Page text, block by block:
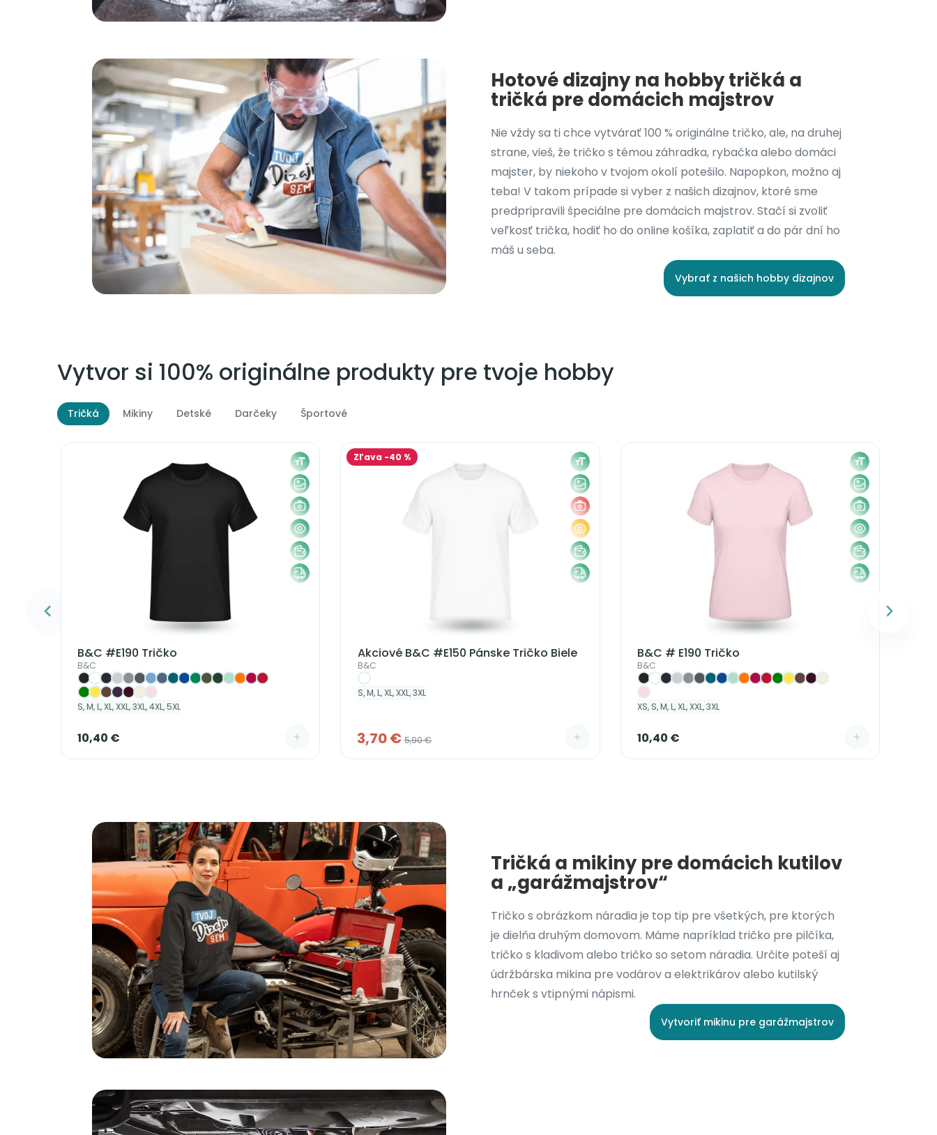
Hotové dizajny na hobby tričká a
tričká pre domácich majstrov
Nie vždy sa ti chce vytvárať 100 % originálne tričko, ale, na druhej
strane, vieš, že tričko s témou záhradka, rybačka alebo domáci
majster, by niekoho v tvojom okolí potešilo. Napopkon, možno aj
teba! V takom prípade si vyber z našich dizajnov, ktoré sme
predpripravili špeciálne pre domácich majstrov. Stačí si zvoliť
veľkosť trička, hodiť ho do online košíka, zaplatiť a do pár dní ho
máš u seba.
Vybrať z našich hobby dizajnov
Vytvor si 100% originálne produkty pre tvoje hobby
Tričká Mikiny Detské Darčeky Športové
B&C #E190 Tričko
B&C
S, M, L, XL, XXL, 3XL, 4XL, 5XL
10,40 €
Zľava -40 %
Akciové B&C #E150 Pánske Tričko Biele
B&C
S, M, L, XL, XXL, 3XL
3,70 € 5,90 €
B&C # E190 Tričko
B&C
XS, S, M, L, XL, XXL, 3XL
10,40 €
Tričká a mikiny pre domácich kutilov
a „garážmajstrov“
Tričko s obrázkom náradia je top tip pre všetkých, pre ktorých
je dielňa druhým domovom. Máme napríklad tričko pre pilčíka,
tričko s kladivom alebo tričko so setom náradia. Určite poteší aj
údržbárska mikina pre vodárov a elektrikárov alebo kutilský
hrnček s vtipnými nápismi.
Vytvoriť mikinu pre garážmajstrov